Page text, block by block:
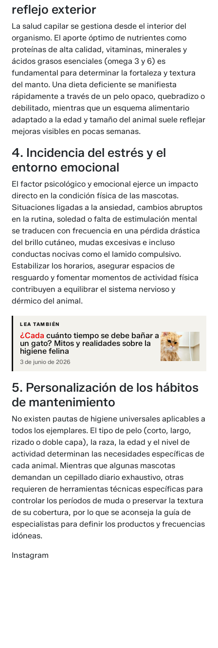
reflejo exterior
La salud capilar se gestiona desde el interior del
organismo. El aporte óptimo de nutrientes como
proteínas de alta calidad, vitaminas, minerales y
ácidos grasos esenciales (omega 3 y 6) es
fundamental para determinar la fortaleza y textura
del manto. Una dieta deficiente se manifiesta
rápidamente a través de un pelo opaco, quebradizo o
debilitado, mientras que un esquema alimentario
adaptado a la edad y tamaño del animal suele reflejar
mejoras visibles en pocas semanas.
4. Incidencia del estrés y el
entorno emocional
El factor psicológico y emocional ejerce un impacto
directo en la condición física de las mascotas.
Situaciones ligadas a la ansiedad, cambios abruptos
en la rutina, soledad o falta de estimulación mental
se traducen con frecuencia en una pérdida drástica
del brillo cutáneo, mudas excesivas e incluso
conductas nocivas como el lamido compulsivo.
Estabilizar los horarios, asegurar espacios de
resguardo y fomentar momentos de actividad física
contribuyen a equilibrar el sistema nervioso y
dérmico del animal.
LEA TAMBIÉN
¿Cada cuánto tiempo se debe bañar a
un gato? Mitos y realidades sobre la
higiene felina
3 de junio de 2026
5. Personalización de los hábitos
de mantenimiento
No existen pautas de higiene universales aplicables a
todos los ejemplares. El tipo de pelo (corto, largo,
rizado o doble capa), la raza, la edad y el nivel de
actividad determinan las necesidades específicas de
cada animal. Mientras que algunas mascotas
demandan un cepillado diario exhaustivo, otras
requieren de herramientas técnicas específicas para
controlar los períodos de muda o preservar la textura
de su cobertura, por lo que se aconseja la guía de
especialistas para definir los productos y frecuencias
idóneas.
Instagram